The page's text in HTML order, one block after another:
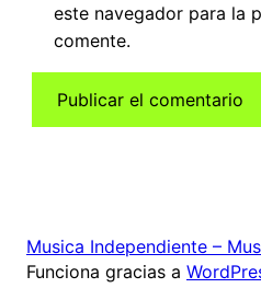
este navegador para la
comente.
Musica Independiente –
Funciona gracias a